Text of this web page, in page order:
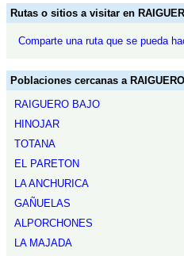
Rutas o sitios a visitar en
Comparte una ruta que se pueda
Poblaciones cercanas a
RAIGUERO BAJO
HINOJAR
TOTANA
EL PARETON
LA ANCHURICA
GAÑUELAS
ALPORCHONES
LA MAJADA